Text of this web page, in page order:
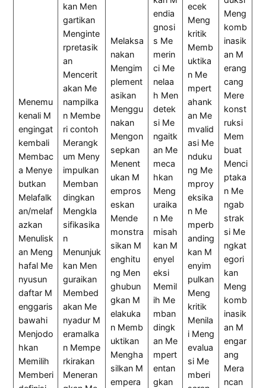
Menemu
kenali M
engingat
kembali
Membac
a Menye
butkan
Melafalk
an/melaf
azkan
Menulisk
an Meng
hafal Me
nyusun
daftar M
enggaris
bawahi
Menjodo
hkan
Memilih
Memberi
kan Men
gartikan
Menginte
rpretasik
an
Mencerit
akan Me
nampilka
n Membe
ri contoh
Merangk
um Meny
impulkan
Memban
dingkan
Mengkla
sifikasika
n
Menunjuk
kan Men
guraikan
Membed
akan Me
nyadur M
eramalka
n Mempe
rkirakan
Meneran
Melaksa
nakan
Mengim
plement
asikan
Menggu
nakan
Mengon
sepkan
Menent
ukan M
empros
eskan
Mende
monstra
sikan M
enghitu
ng Men
ghubun
gkan M
elakuka
n Memb
uktikan
Mengha
silkan M
empera
endia
gnosi
s Me
merin
ci Me
nelaa
h Men
detek
si Me
ngaitk
an Me
meca
hkan
Meng
uraika
n Me
misah
kan M
enyel
eksi
Memil
ih Me
mban
dingk
an Me
mpert
entan
gkan
ecek
Meng
kritik
Memb
uktika
n Me
mpert
ahank
an Me
mvalid
asi Me
nduku
ng Me
mproy
eksika
n Me
mperb
anding
kan M
enyim
pulkan
Meng
kritik
Menila
i Meng
evalua
si Me
mberi
Meng
komb
inasik
an M
erang
cang
Mere
konst
ruksi
Mem
buat
Menci
ptaka
n Me
ngab
strak
si Me
ngkat
egori
kan
Meng
komb
inasik
an M
engar
ang
Mera
ncan